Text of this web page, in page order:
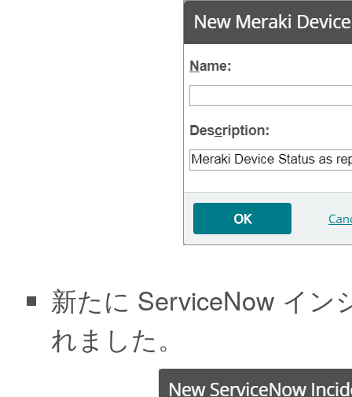
新たに ServiceNow イ
れました。